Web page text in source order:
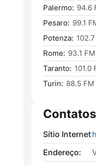
Palermo: 94.6
Pesaro: 99.1
Potenza:
Rome: 93.1 FM
Taranto: 101.0
Turin: 88.5 FM
Contatos
Sítio Internet
Endereço: